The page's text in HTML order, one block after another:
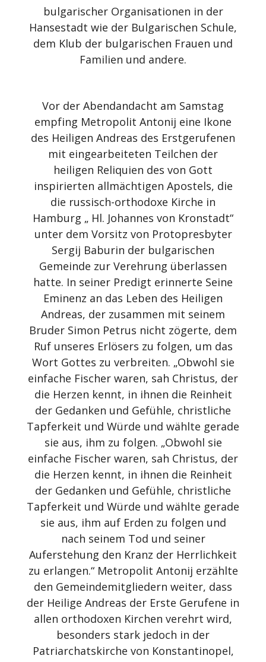
bulgarischer Organisationen in der
Hansestadt wie der Bulgarischen Schule,
dem Klub der bulgarischen Frauen und
Familien und andere.
Vor der Abendandacht am Samstag
empfing Metropolit Antonij eine Ikone
des Heiligen Andreas des Erstgerufenen
mit eingearbeiteten Teilchen der
heiligen Reliquien des von Gott
inspirierten allmächtigen Apostels, die
die russisch-orthodoxe Kirche in
Hamburg „ Hl. Johannes von Kronstadt“
unter dem Vorsitz von Protopresbyter
Sergij Baburin der bulgarischen
Gemeinde zur Verehrung überlassen
hatte. In seiner Predigt erinnerte Seine
Eminenz an das Leben des Heiligen
Andreas, der zusammen mit seinem
Bruder Simon Petrus nicht zögerte, dem
Ruf unseres Erlösers zu folgen, um das
Wort Gottes zu verbreiten. „Obwohl sie
einfache Fischer waren, sah Christus, der
die Herzen kennt, in ihnen die Reinheit
der Gedanken und Gefühle, christliche
Tapferkeit und Würde und wählte gerade
sie aus, ihm zu folgen. „Obwohl sie
einfache Fischer waren, sah Christus, der
die Herzen kennt, in ihnen die Reinheit
der Gedanken und Gefühle, christliche
Tapferkeit und Würde und wählte gerade
sie aus, ihm auf Erden zu folgen und
nach seinem Tod und seiner
Auferstehung den Kranz der Herrlichkeit
zu erlangen.“ Metropolit Antonij erzählte
den Gemeindemitgliedern weiter, dass
der Heilige Andreas der Erste Gerufene in
allen orthodoxen Kirchen verehrt wird,
besonders stark jedoch in der
Patriarchatskirche von Konstantinopel,